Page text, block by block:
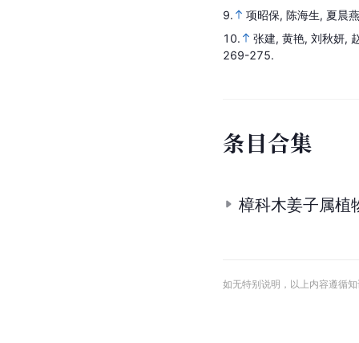
9.
项昭保, 陈海生, 夏晨
10.
张建, 黄艳, 刘秋妍,
269-275.
条目合集
樟科木姜子属植
如无特别说明，以上内容遵循